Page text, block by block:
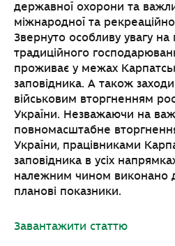
державної охорони та
міжнародної та
Звернуто особливу увагу на
традиційного
проживає у межах
заповідника. А також
військовим вторгненням
України. Незважаючи на
повномасштабне
України, працівниками
заповідника в усіх
належним чином виконано
планові показники.
Завантажити статтю